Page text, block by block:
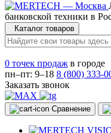
банковской техники в
Каталог товаров
0 точек продаж в городе
пн–пт: 9–18 8 (800) 333-
Заказать звонок
Сравнение